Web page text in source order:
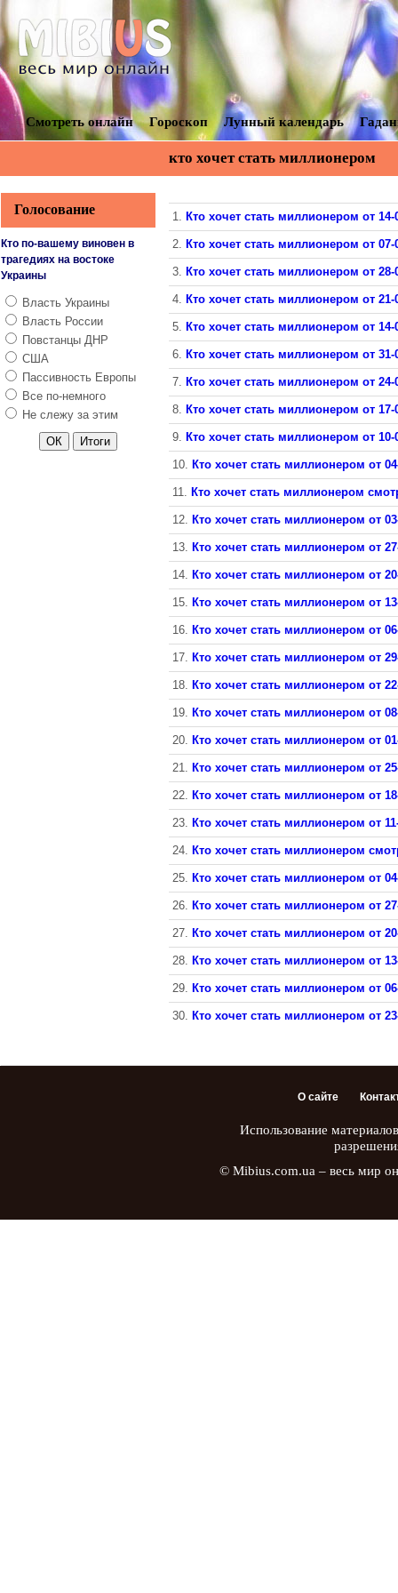
Смотреть онлайн Гороскоп Лунный календарь
кто хочет стать миллионером
1. Кто хочет стать миллионером от
2. Кто хочет стать миллионером от
3. Кто хочет стать миллионером от
4. Кто хочет стать миллионером от
5. Кто хочет стать миллионером от
6. Кто хочет стать миллионером от
7. Кто хочет стать миллионером от
8. Кто хочет стать миллионером от
9. Кто хочет стать миллионером от
10. Кто хочет стать миллионером от
11. Кто хочет стать миллионером
12. Кто хочет стать миллионером от
13. Кто хочет стать миллионером от
14. Кто хочет стать миллионером от
15. Кто хочет стать миллионером от
16. Кто хочет стать миллионером от
17. Кто хочет стать миллионером от
18. Кто хочет стать миллионером от
19. Кто хочет стать миллионером от
20. Кто хочет стать миллионером от
21. Кто хочет стать миллионером от
22. Кто хочет стать миллионером от
23. Кто хочет стать миллионером от
24. Кто хочет стать миллионером
25. Кто хочет стать миллионером от
26. Кто хочет стать миллионером от
27. Кто хочет стать миллионером от
28. Кто хочет стать миллионером от
29. Кто хочет стать миллионером от
30. Кто хочет стать миллионером от
Голосование
Кто по-вашему виновен в
трагедиях на востоке
Украины
Власть Украины
Власть России
Повстанцы ДНР
США
Пассивность Европы
Все по-немного
Не слежу за этим
О сайте
Использование
© Mibius.com.ua – весь мир